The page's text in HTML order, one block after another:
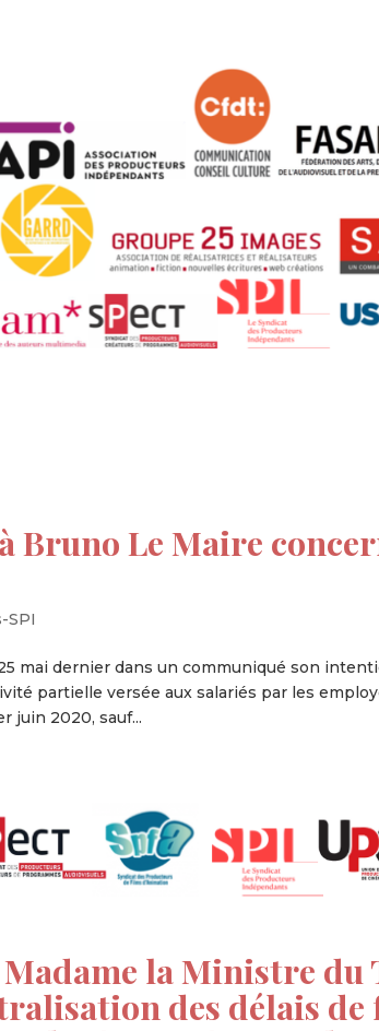
Bruno Le Maire
SPI
mai dernier dans un communiqué son
partielle versée aux salariés par les
juin 2020, sauf...
la Ministre
des délais de